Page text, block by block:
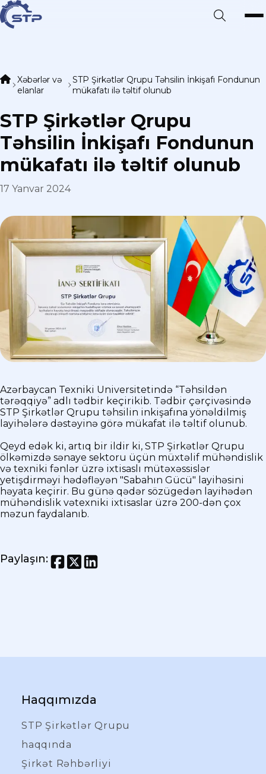
Xəbərlər və
elanlar
STP Şirkətlər Qrupu Təhsilin İnkişafı Fondunun
mükafatı ilə təltif olunub
STP Şirkətlər Qrupu
Təhsilin İnkişafı Fondunun
mükafatı ilə təltif olunub
17 Yanvar 2024
Azərbaycan Texniki Universitetində “Təhsildən
tərəqqiyə” adlı tədbir keçirikib. Tədbir çərçivəsində
STP Şirkətlər Qrupu təhsilin inkişafına yönəldilmiş
layihələrə dəstəyinə görə mükafat ilə təltif olunub.
Qeyd edək ki, artıq bir ildir ki, STP Şirkətlər Qrupu
ölkəmizdə sənaye sektoru üçün müxtəlif mühəndislik
və texniki fənlər üzrə ixtisaslı mütəxəssislər
yetişdirməyi hədəfləyən "Sabahın Gücü" layihəsini
həyata keçirir. Bu günə qədər sözügedən layihədən
mühəndislik vətexniki ixtisaslar üzrə 200-dən çox
məzun faydalanıb.
Paylaşın:
Haqqımızda
STP Şirkətlər Qrupu
haqqında
Şirkət Rəhbərliyi